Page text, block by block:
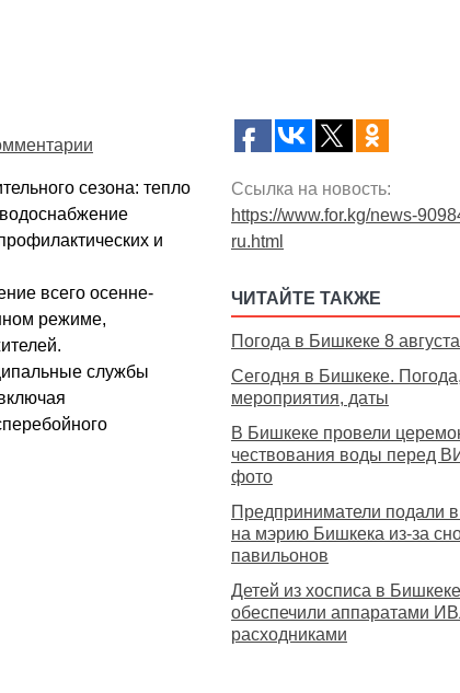
сезона: тепло
и
всего осенне-
режиме,
службы
Ссылка на новость:
https://www.for.kg/news-
ru.html
ЧИТАЙТЕ ТАКЖЕ
Погода в Бишкеке 8 августа
Сегодня в Бишкеке.
мероприятия, даты
В Бишкеке провели
чествования воды перед
фото
Предприниматели подали в
на мэрию Бишкека из-за
павильонов
Детей из хосписа в Бишкеке
обеспечили аппаратами
расходниками